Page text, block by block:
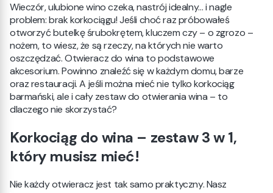
Wieczór, ulubione wino czeka, nastrój idealny… i nagle
problem: brak korkociągu! Jeśli choć raz próbowałeś
otworzyć butelkę śrubokrętem, kluczem czy – o zgrozo –
nożem, to wiesz, że są rzeczy, na których nie warto
oszczędzać. Otwieracz do wina to podstawowe
akcesorium. Powinno znaleźć się w każdym domu, barze
oraz restauracji. A jeśli można mieć nie tylko korkociąg
barmański, ale i cały zestaw do otwierania wina – to
dlaczego nie skorzystać?
Korkociąg do wina – zestaw 3 w 1,
który musisz mieć!
Nie każdy otwieracz jest tak samo praktyczny. Nasz